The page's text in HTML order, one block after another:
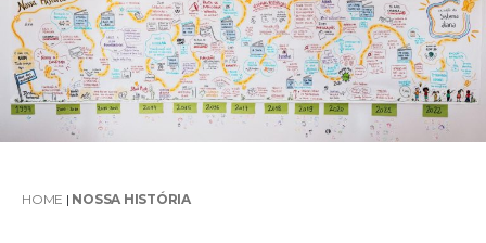
HOME | NOSSA HISTÓRIA